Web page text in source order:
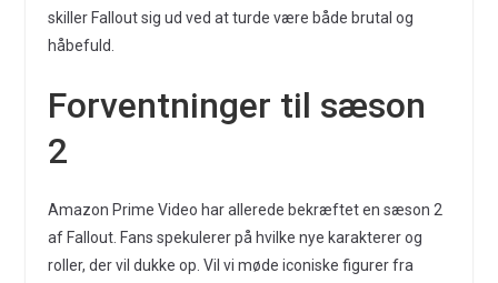
skiller Fallout sig ud ved at turde være både brutal og
håbefuld.
Forventninger til sæson
2
Amazon Prime Video har allerede bekræftet en sæson 2
af Fallout. Fans spekulerer på hvilke nye karakterer og
roller, der vil dukke op. Vil vi møde iconiske figurer fra